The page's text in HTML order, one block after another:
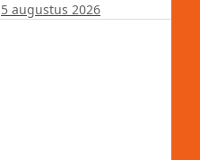
5 augustus 2026